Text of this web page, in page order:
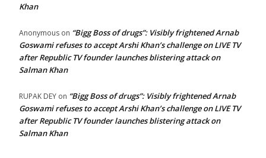
Khan
Anonymous on “Bigg Boss of drugs”: Visibly frightened Arnab
Goswami refuses to accept Arshi Khan’s challenge on LIVE TV
after Republic TV founder launches blistering attack on
Salman Khan
RUPAK DEY on “Bigg Boss of drugs”: Visibly frightened Arnab
Goswami refuses to accept Arshi Khan’s challenge on LIVE TV
after Republic TV founder launches blistering attack on
Salman Khan